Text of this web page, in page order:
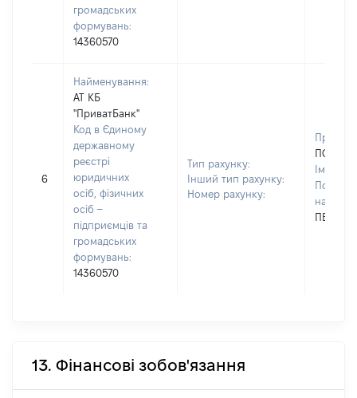
громадських
формувань:
14360570
6
Найменування:
АТ КБ
"ПриватБанк"
Код в Єдиному
державному
реєстрі
юридичних
осіб, фізичних
осіб –
підприємців та
громадських
формувань:
14360570
Тип рахунку:
Інший тип рахунку:
Номер рахунку:
Ім'я:
По
13. Фінансові зобов'язання